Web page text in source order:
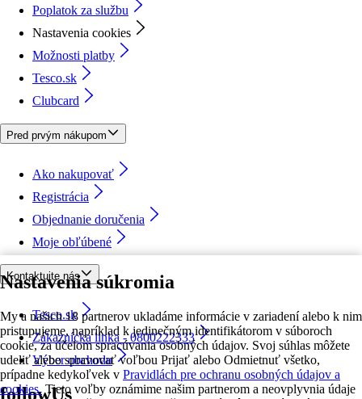
Nastavenia súkromia
My a našich 18 partnerov ukladáme informácie v zariadení alebo k nim
pristupujeme, napríklad k jedinečným identifikátorom v súboroch
cookie, za účelom spracúvania osobných údajov. Svoj súhlas môžete
udeliť alebo spravovať voľbou Prijať alebo Odmietnuť všetko,
prípadne kedykoľvek v Pravidlách pre ochranu osobných údajov a
cookies. Tieto voľby oznámime našim partnerom a neovplyvnia údaje
Poplatok za službu
Nastavenia cookies
Možnosti platby
Tesco.sk
Clubcard
Pred prvým nákupom
Ako nakupovať
Registrácia
Objednanie doručenia
Moje obľúbené
Kontaktujte nás
Tesco.sk
Zákaznícka linka - 0800222333
Výber obchodu
followUs